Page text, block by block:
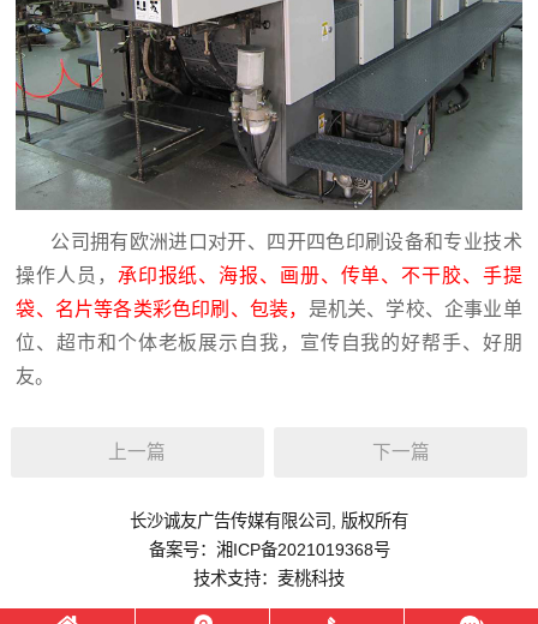
公司拥有欧洲进口对开、四开四色印刷设备和专业技术
操作人员， 承印报纸、海报、画册、传单、不干胶、手提
袋、名片等各类彩色印刷、包装， 是机关、学校、企事业单
位、超市和个体老板展示自我，宣传自我的好帮手、好朋
友。
上一篇 下一篇
长沙诚友广告传媒有限公司, 版权所有
备案号： 湘ICP备2021019368号
技术支持： 麦桃科技